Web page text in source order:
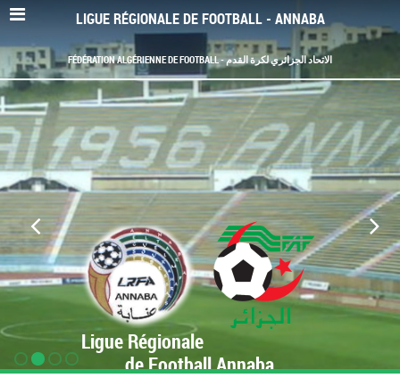
LIGUE RÉGIONALE DE FOOTBALL - ANNABA
FÉDÉRATION ALGÉRIENNE DE FOOTBALL - الاتحاد الجزائري لكرة القدم
Ligue Régionale
de Football Annaba